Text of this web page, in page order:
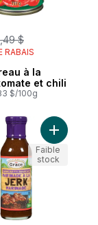
$
RABAIS
à la
et chili
$/100g
Jamaïcaine au
Ajouter
Faible
stock